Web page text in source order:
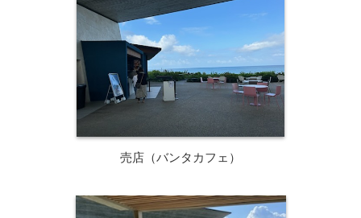
売店（バンタカフェ）